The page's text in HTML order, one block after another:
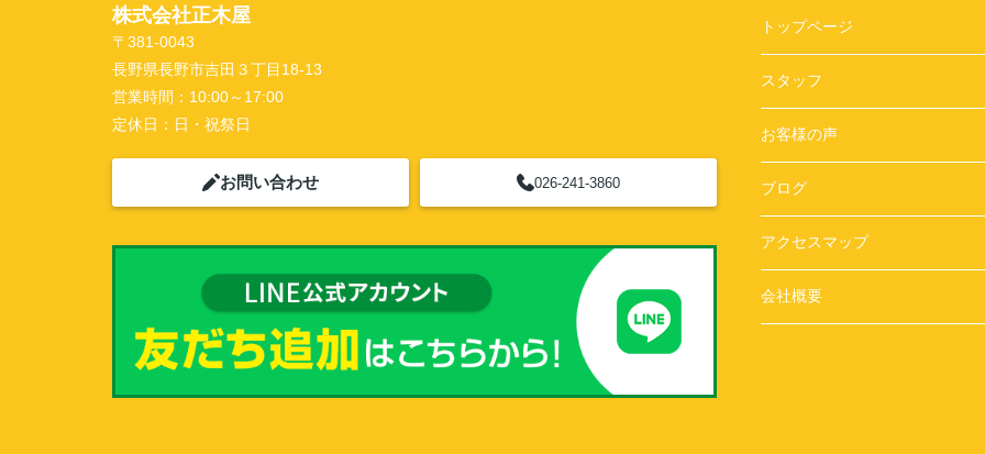
株式会社正木屋
〒381-0043
長野県長野市吉田３丁目18-13
営業時間： 10:00～17:00
定休日： 日・祝祭日
お問い合わせ 026-241-3860
トップページ
スタッフ
お客様の声
ブログ
アクセスマップ
会社概要